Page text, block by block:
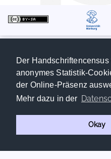
Der
anonymes Statistik-
der Online-Präsenz
Mehr dazu in der
Okay